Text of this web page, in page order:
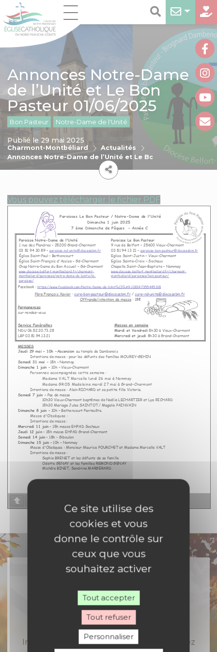
Annonces Notre-Dame
de l’Unité et Le Bon
Pasteur 01/06/2025
Bon Pasteur Notre-Dame de l'Unité
Charmont-Montbéliard
Actualités
Annonces Notre-Dame de l’Unité et Le Bon Pasteur 01/06/
Publié le 29 mai 2025
Vous pouvez télécharger le fichier PDF
Rejoignez-nous
Inscrivez-vous à notre newsletter et recevez
Ce site utilise des
cookies et vous
donne le contrôle sur
ceux que vous
souhaitez activer
Tout accepter
Tout refuser
Personnaliser